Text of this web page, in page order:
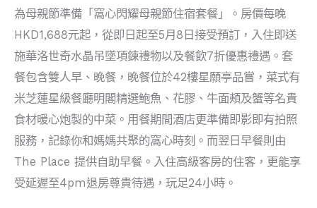
為母親節準備「窩心閃耀母親節住宿套餐」。房價每晚
HKD1,688元起，從即日起至5月8日接受預訂，入住即送
施華洛世奇水晶吊墜項鍊禮物以及餐飲7折優惠禮遇。套
餐包含雙人早、晚餐，晚餐位於42樓星願亭品嘗，菜式有
米芝蓮星級餐廳明閣精選鮑魚、花膠、牛面頰及蟹等名貴
食材暖心炮製的中菜。用餐期間酒店更準備即影即有拍照
服務，記錄你和媽媽共聚的窩心時刻。而翌日早餐則由
The Place 提供自助早餐。入住高級客房的住客，更能享
受延遲至4pm退房尊貴待遇，玩足24小時。